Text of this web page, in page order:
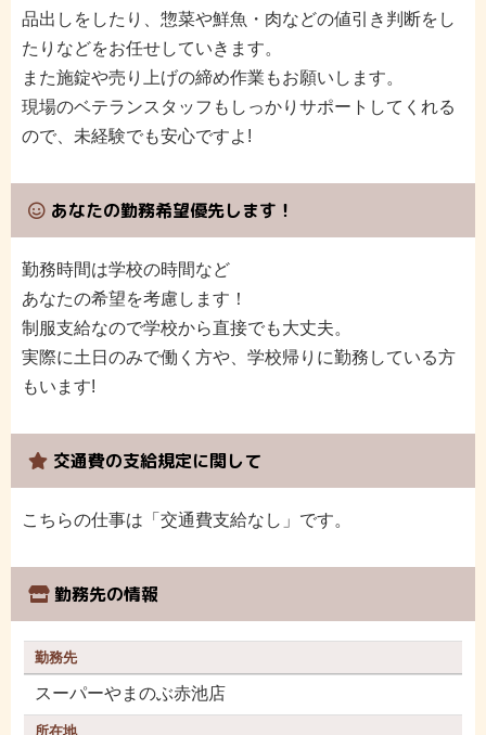
品出しをしたり、惣菜や鮮魚・肉などの値引き判断をし
たりなどをお任せしていきます。
また施錠や売り上げの締め作業もお願いします。
現場のベテランスタッフもしっかりサポートしてくれる
ので、未経験でも安心ですよ!
あなたの勤務希望優先します！
勤務時間は学校の時間など
あなたの希望を考慮します！
制服支給なので学校から直接でも大丈夫。
実際に土日のみで働く方や、学校帰りに勤務している方
もいます!
交通費の支給規定に関して
こちらの仕事は「交通費支給なし」です。
勤務先の情報
勤務先
スーパーやまのぶ赤池店
所在地